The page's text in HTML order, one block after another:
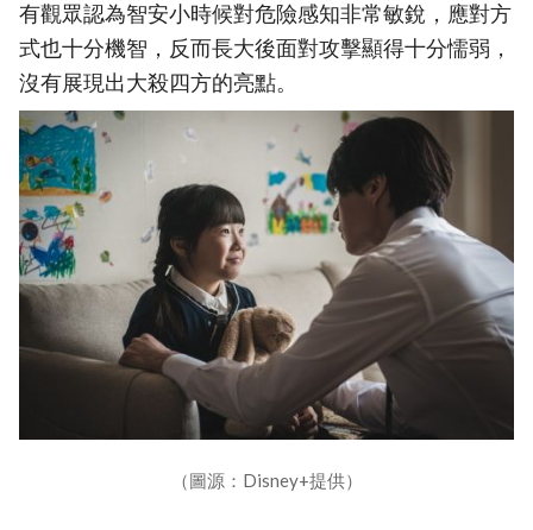
有觀眾認為智安小時候對危險感知非常敏銳，應對方
式也十分機智，反而長大後面對攻擊顯得十分懦弱，
沒有展現出大殺四方的亮點。
（圖源：Disney+提供）